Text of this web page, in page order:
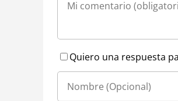
Quiero una respuesta